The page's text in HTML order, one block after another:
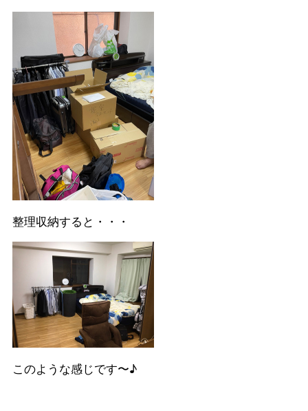
整理収納すると・・・
このような感じです〜♪